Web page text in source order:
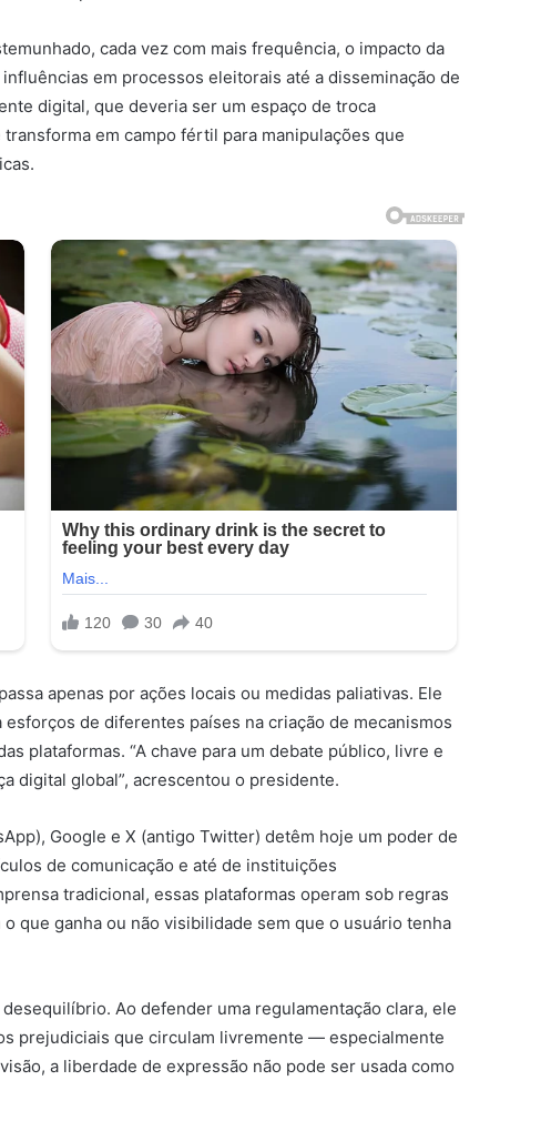
cada vez com mais frequência, o impacto da
em processos eleitorais até a disseminação de
digital, que deveria ser um espaço de troca
em campo fértil para manipulações que
apenas por ações locais ou medidas paliativas. Ele
de diferentes países na criação de mecanismos
plataformas. “A chave para um debate público, livre e
digital global”, acrescentou o presidente.
Google e X (antigo Twitter) detêm hoje um poder de
de comunicação e até de instituições
tradicional, essas plataformas operam sob regras
que ganha ou não visibilidade sem que o usuário tenha
Ao defender uma regulamentação clara, ele
prejudiciais que circulam livremente — especialmente
a liberdade de expressão não pode ser usada como